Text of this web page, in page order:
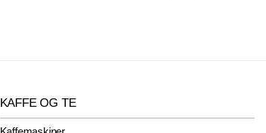
KAFFE OG TE